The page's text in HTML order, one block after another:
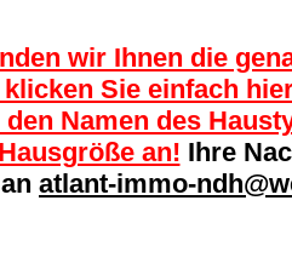
wir Ihnen die
Sie einfach
Namen des
an! Ihre
atlant-immo-